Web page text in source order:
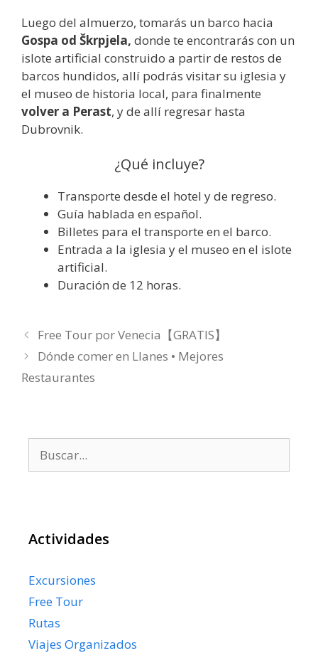
Luego del almuerzo, tomarás un barco hacia
Gospa od Škrpjela, donde te encontrarás con un
islote artificial construido a partir de restos de
barcos hundidos, allí podrás visitar su iglesia y
el museo de historia local, para finalmente
volver a Perast, y de allí regresar hasta
Dubrovnik.
¿Qué incluye?
Transporte desde el hotel y de regreso.
Guía hablada en español.
Billetes para el transporte en el barco.
Entrada a la iglesia y el museo en el islote
artificial.
Duración de 12 horas.
Free Tour por Venecia【GRATIS】
Dónde comer en Llanes • Mejores
Restaurantes
Actividades
Excursiones
Free Tour
Rutas
Viajes Organizados